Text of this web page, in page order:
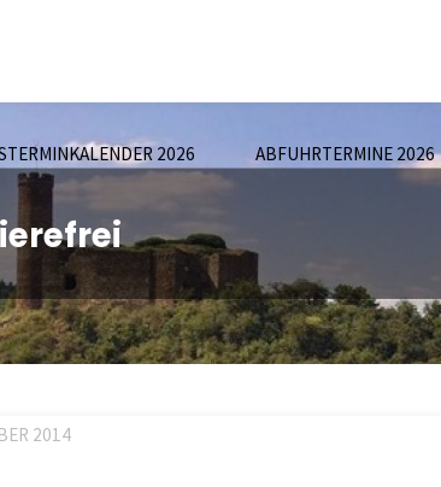
2026 ABFUHRTERMINE 2026
2014